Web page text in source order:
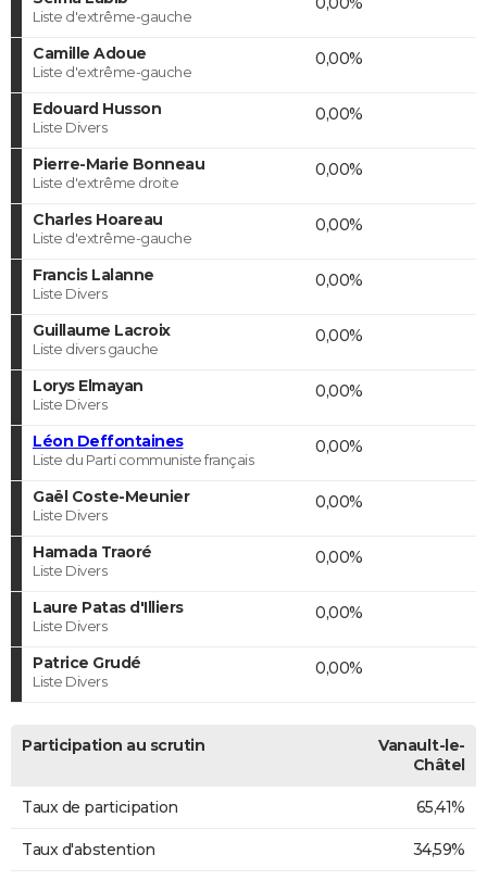
Liste d'extrême-gauche
Camille Adoue
Liste d'extrême-gauche
0,00%
Edouard Husson
Liste Divers
0,00%
Pierre-Marie Bonneau
Liste d'extrême droite
0,00%
Charles Hoareau
Liste d'extrême-gauche
0,00%
Francis Lalanne
Liste Divers
0,00%
Guillaume Lacroix
Liste divers gauche
0,00%
Lorys Elmayan
Liste Divers
0,00%
Léon Deffontaines
Liste du Parti communiste français
0,00%
Gaël Coste-Meunier
Liste Divers
0,00%
Hamada Traoré
Liste Divers
0,00%
Laure Patas d'Illiers
Liste Divers
0,00%
Patrice Grudé
Liste Divers
0,00%
Participation au scrutin
Vanault-le-
Châtel
Taux de participation 65,41%
Taux d'abstention 34,59%